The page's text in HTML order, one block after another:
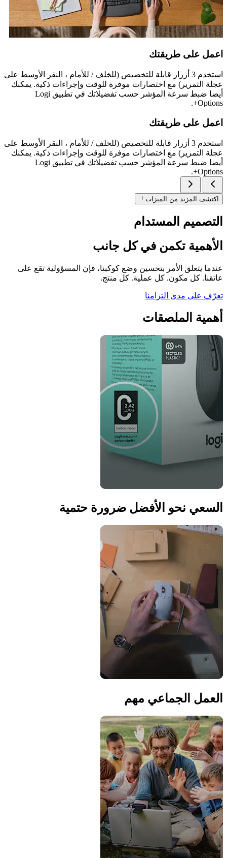
اعمل على طريقتك
استخدم 3 أزرار قابلة للتخصيص (للخلف / للأمام ، النقر الأوسط على
عجلة التمرير) مع اختصارات موفرة للوقت وإجراءات ذكية. يمكنك
أيضا ضبط سرعة المؤشر حسب تفضيلاتك في تطبيق Logi
Options+.
اعمل على طريقتك
استخدم 3 أزرار قابلة للتخصيص (للخلف / للأمام ، النقر الأوسط على
عجلة التمرير) مع اختصارات موفرة للوقت وإجراءات ذكية. يمكنك
أيضا ضبط سرعة المؤشر حسب تفضيلاتك في تطبيق Logi
Options+.
اكتشف المزيد من الميزات
التصميم المستدام
الأهمية تكمن في كل جانب
عندما يتعلق الأمر بتحسين وضع كوكبنا، فإن المسؤولية تقع على
عاتقنا. كل مكون. كل عملية. كل منتج.
تعرّف على مدى التزامنا
أهمية الملصقات
السعي نحو الأفضل ضرورة حتمية
العمل الجماعي مهم